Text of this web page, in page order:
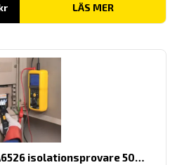
Prisintervall:
till
LÄS MER
isolationsprovare 50…